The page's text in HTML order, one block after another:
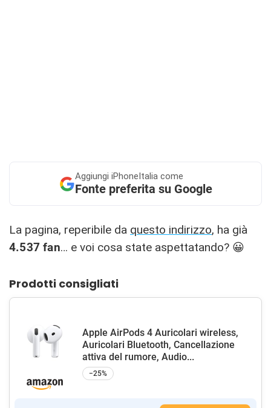
Aggiungi iPhoneItalia come
Fonte preferita su Google
La pagina, reperibile da questo indirizzo, ha già
4.537 fan… e voi cosa state aspettatando? 😀
Prodotti consigliati
Apple AirPods 4 Auricolari wireless,
Auricolari Bluetooth, Cancellazione
attiva del rumore, Audio...
−25%